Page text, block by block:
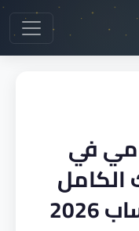
في
الكامل